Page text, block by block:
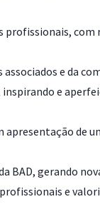
com
e da
e
apresentação de
BAD, gerando
e